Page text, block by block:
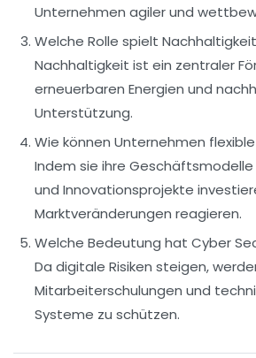
Unternehmen agiler und
Welche Rolle spielt
Nachhaltigkeit ist ein zentraler
erneuerbaren Energien und
Unterstützung.
Wie können Unternehmen
Indem sie ihre
und Innovationsprojekte
Marktveränderungen reagieren.
Welche Bedeutung hat Cyber
Da digitale Risiken steigen,
Mitarbeiterschulungen und
Systeme zu schützen.